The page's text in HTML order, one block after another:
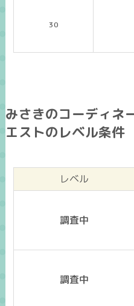
30
みさきのコーディネ
エストのレベル条件
レベル
調査中
調査中